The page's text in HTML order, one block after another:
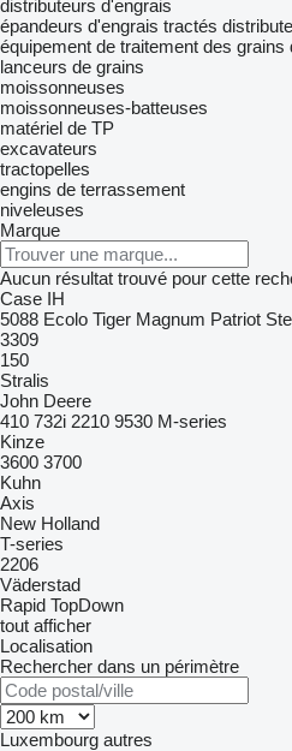
distributeurs d'engrais
épandeurs d'engrais tractés
équipement de traitement des grains
lanceurs de grains
moissonneuses
moissonneuses-batteuses
matériel de TP
excavateurs
tractopelles
engins de terrassement
niveleuses
Marque
Aucun résultat trouvé pour cette
Case IH
5088 Ecolo Tiger Magnum Patriot
3309
150
Stralis
John Deere
410 732i 2210 9530 M-series
Kinze
3600 3700
Kuhn
Axis
New Holland
T-series
2206
Väderstad
Rapid TopDown
tout afficher
Localisation
Rechercher dans un périmètre
Luxembourg autres